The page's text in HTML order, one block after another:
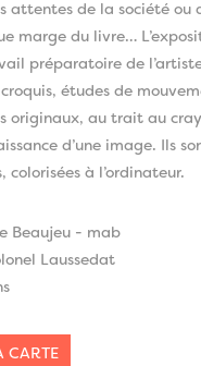
attentes de la société ou
marge du livre…
préparatoire de
études de
originaux, au trait au
d’une image. Ils
colorisées à l’ordinateur.
Beaujeu - mab
Laussedat
CARTE